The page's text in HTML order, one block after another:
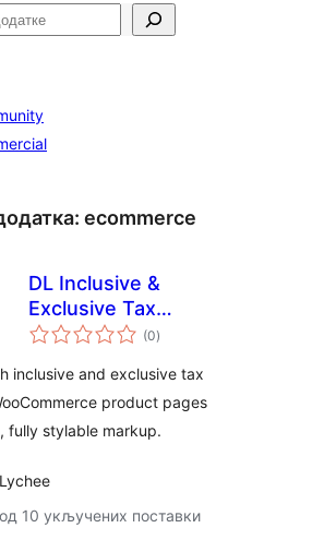
ecommerce
DL Inclusive &
Exclusive Tax
Prices
(0укупних
оцена
)
inclusive and exclusive tax
product pages
fully stylable markup.
10 укључених поставки